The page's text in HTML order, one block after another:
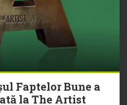
Faptelor Bune a
la The Artist